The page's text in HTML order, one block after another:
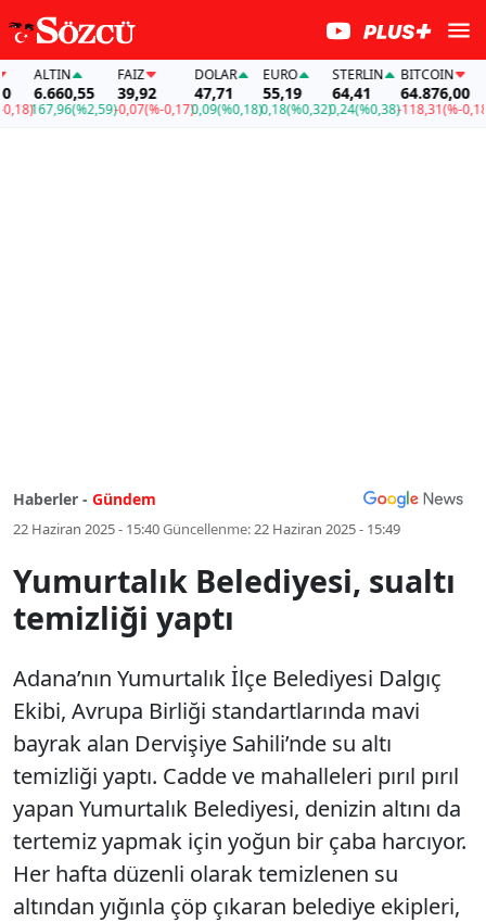
ALTIN
6.660,55
167,96(%2,59)
FAİZ
39,92
-0,07(%-0,17)
DOLAR
47,71
0,09(%0,18)
EURO
55,19
0,18(%0,32)
STERLIN
64,41
0,24(%0,38)
BITCOIN
64.876,00
-118,31(%-0,18)
Haberler - Gündem
22 Haziran 2025 - 15:40Güncellenme:22 Haziran 2025 - 15:49
Yumurtalık Belediyesi, sualtı
temizliği yaptı
Adana’nın Yumurtalık İlçe Belediyesi Dalgıç
Ekibi, Avrupa Birliği standartlarında mavi
bayrak alan Dervişiye Sahili’nde su altı
temizliği yaptı. Cadde ve mahalleleri pırıl pırıl
yapan Yumurtalık Belediyesi, denizin altını da
tertemiz yapmak için yoğun bir çaba harcıyor.
Her hafta düzenli olarak temizlenen su
altından yığınla çöp çıkaran belediye ekipleri,